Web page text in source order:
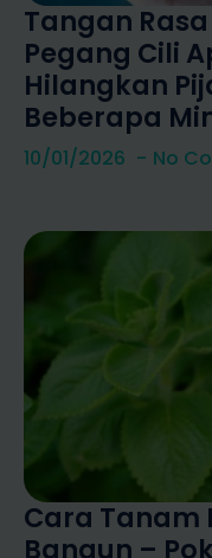
Tangan
Pegang Cili
Hilangkan
Beberapa
10/01/2026 No
Cara Tanam
Bangun –